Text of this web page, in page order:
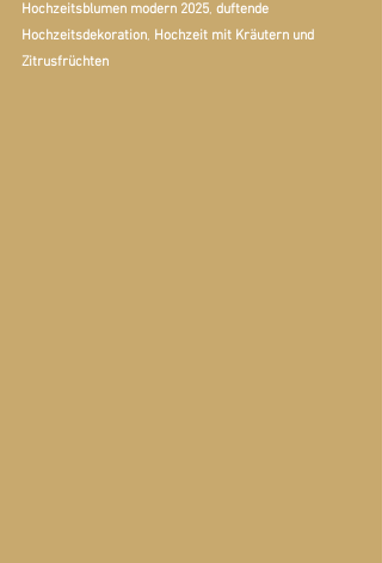
Hochzeitsblumen modern 2025, duftende
Hochzeitsdekoration, Hochzeit mit Kräutern und
Zitrusfrüchten